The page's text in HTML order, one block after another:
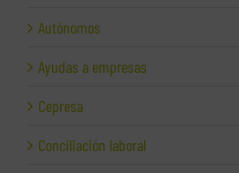
Autónomos
Ayudas a empresas
Cepresa
Conciliación laboral